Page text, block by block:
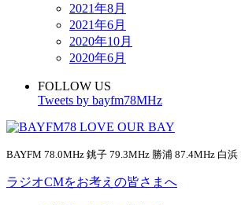
2021年8月
2021年6月
2020年10月
2020年6月
FOLLOW US
Tweets by bayfm78MHz
BAYFM 78.0MHz 銚子 79.3MHz 勝浦 87.4MHz 白
ラジオCMをお考えの皆さまへ